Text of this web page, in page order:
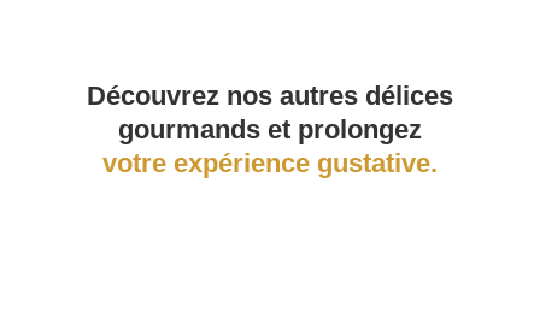
Découvrez nos autres délices
gourmands et prolongez
votre expérience gustative.